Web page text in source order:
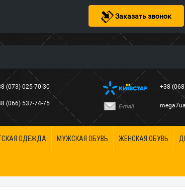
Заказать звонок
(073) 025-70-30
(066) 537-74-75
+38
E-mail
ОДЕЖДА МУЖСКАЯ ОБУВЬ ЖЕНСКАЯ ОБУВЬ